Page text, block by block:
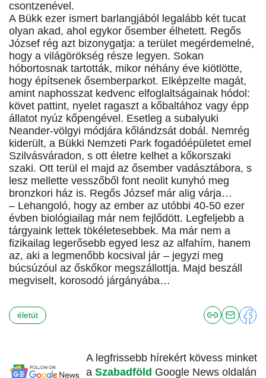
csontzenével.
A Bükk ezer ismert barlangjából legalább két tucat
olyan akad, ahol egykor ősember élhetett. Regős
József rég azt bizonygatja: a terület megérdemelné,
hogy a világörökség része legyen. Sokan
hóbortosnak tartották, mikor néhány éve kiötlötte,
hogy építsenek ősemberparkot. Elképzelte magát,
amint naphosszat kedvenc elfoglaltságainak hódol:
követ pattint, nyelet ragaszt a kőbaltához vagy épp
állatot nyúz kőpengével. Esetleg a subalyuki
Neander-völgyi módjára kőlándzsát dobál. Nemrég
kiderült, a Bükki Nemzeti Park fogadóépületet emel
Szilvásváradon, s ott életre kelhet a kőkorszaki
szaki. Ott terül el majd az ősember vadásztábora, s
lesz mellette vesszőből font neolit kunyhó meg
bronzkori ház is. Regős József már alig várja…
– Lehangoló, hogy az ember az utóbbi 40-50 ezer
évben biológiailag már nem fejlődött. Legfeljebb a
tárgyaink lettek tökéletesebbek. Ma már nem a
fizikailag legerősebb egyed lesz az alfahím, hanem
az, aki a legmenőbb kocsival jár – jegyzi meg
búcsúzóul az őskőkor megszállottja. Majd beszáll
megviselt, korosodó járgányába…
életút
A legfrissebb hírekért kövess minket
a Szabadföld Google News oldalán